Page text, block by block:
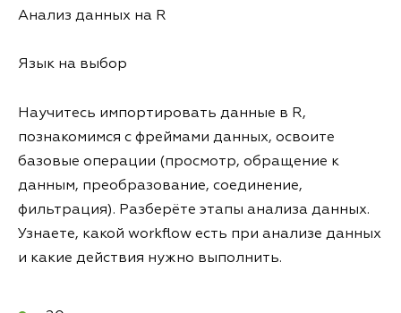
Анализ данных на R
Язык на выбор
Научитесь импортировать данные в R,
познакомимся с фреймами данных, освоите
базовые операции (просмотр, обращение к
данным, преобразование, соединение,
фильтрация). Разберёте этапы анализа данных.
Узнаете, какой workflow есть при анализе данных
и какие действия нужно выполнить.